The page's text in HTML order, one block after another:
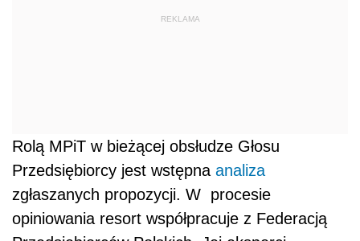
REKLAMA
Rolą MPiT w bieżącej obsłudze Głosu
Przedsiębiorcy jest wstępna analiza
zgłaszanych propozycji. W procesie
opiniowania resort współpracuje z Federacją